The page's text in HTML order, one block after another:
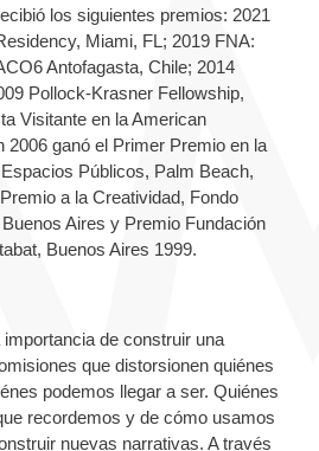
los siguientes premios: 2021
Miami, FL; 2019 FNA:
Antofagasta, Chile; 2014
Pollock-Krasner Fellowship,
Visitante en la American
ganó el Primer Premio en la
Públicos, Palm Beach,
a la Creatividad, Fondo
Aires y Premio Fundación
Buenos Aires 1999.
de construir una
que distorsionen quiénes
podemos llegar a ser. Quiénes
recordemos y de cómo usamos
nuevas narrativas. A través